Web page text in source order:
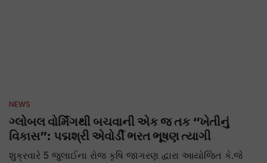
NEWS
ગ્લોબલ વોર્મિંગથી બચવાની એક જ તક “ખેતીનું
વિકાસ”: પદ્મશ્રી એવોર્ડી ભરત ભૂષણ ત્યાગી
શુક્રવારે 5 જુલાઈના રોજ કૃષિ જાગરણ દ્વારા આયોજિત કે.જે